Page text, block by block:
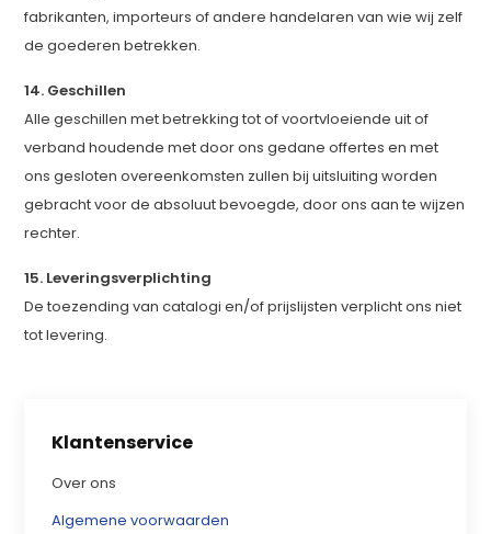
Klantenservice
Over ons
Algemene voorwaarden
fabrikanten, importeurs of andere handelaren van wie wij zelf
de goederen betrekken.
14. Geschillen
Alle geschillen met betrekking tot of voortvloeiende uit of
verband houdende met door ons gedane offertes en met
ons gesloten overeenkomsten zullen bij uitsluiting worden
gebracht voor de absoluut bevoegde, door ons aan te wijzen
rechter.
15. Leveringsverplichting
De toezending van catalogi en/of prijslijsten verplicht ons niet
tot levering.